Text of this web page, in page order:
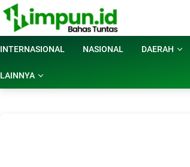
INTERNASIONAL NASIONAL DAERAH
LAINNYA